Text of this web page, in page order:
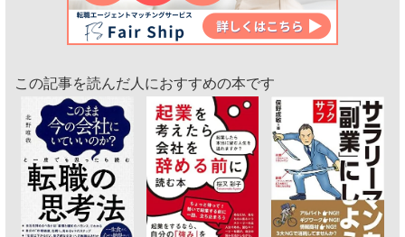
この記事を読んだ人におすすめの本です